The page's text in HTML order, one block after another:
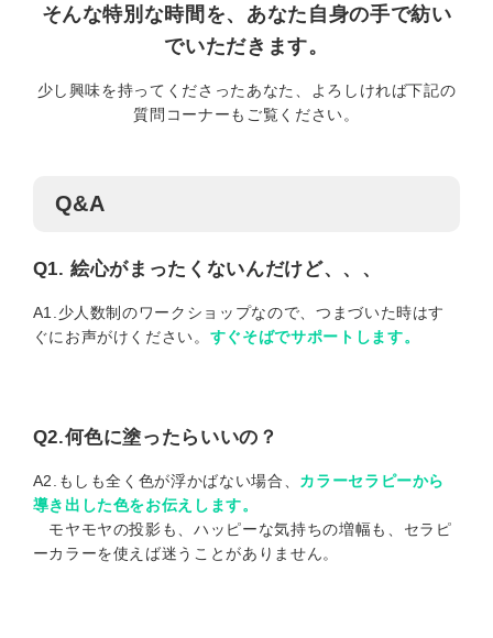
そんな特別な時間を、あなた自身の手で紡い
でいただきます。
少し興味を持ってくださったあなた、よろしければ下記の
質問コーナーもご覧ください。
Q&A
Q1. 絵心がまったくないんだけど、、、
A1.少人数制のワークショップなので、つまづいた時はす
ぐにお声がけください。 すぐそばでサポートします。
Q2.何色に塗ったらいいの？
A2.もしも全く色が浮かばない場合、 カラーセラピーから
導き出した色をお伝えします。
モヤモヤの投影も、ハッピーな気持ちの増幅も、セラピ
ーカラーを使えば迷うことがありません。